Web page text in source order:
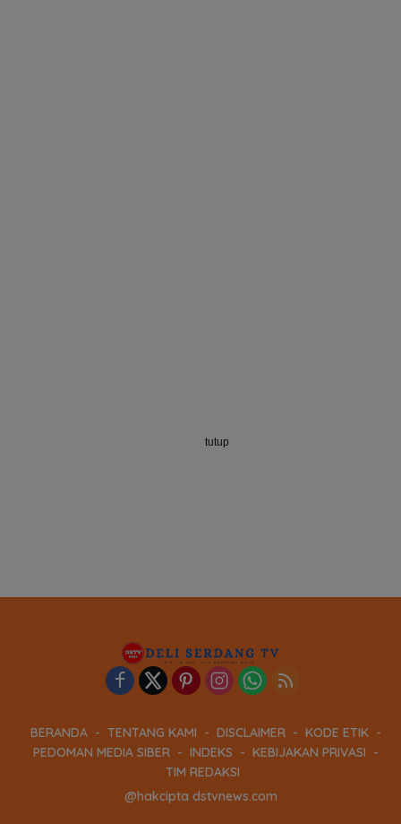
BERANDA TENTANG KAMI DISCLAIMER
KODE ETIK
PEDOMAN MEDIA SIBER
INDEKS
KEBIJAKAN PRIVASI
TIM REDAKSI
@hakcipta dstvnews.com
tutup